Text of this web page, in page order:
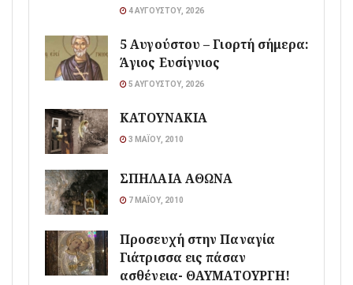
4 ΑΥΓΟΎΣΤΟΥ, 2026
5 Αυγούστου – Γιορτή σήμερα:
Άγιος Ευσίγνιος
5 ΑΥΓΟΎΣΤΟΥ, 2026
ΚΑΤΟΥΝΑΚΙΑ
3 ΜΑΪ́ΟΥ, 2010
ΣΠΗΛΑΙΑ ΑΘΩΝΑ
7 ΜΑΪ́ΟΥ, 2010
Προσευχή στην Παναγία
Γιάτρισσα εις πάσαν
ασθένεια- ΘΑΥΜΑΤΟΥΡΓΗ!